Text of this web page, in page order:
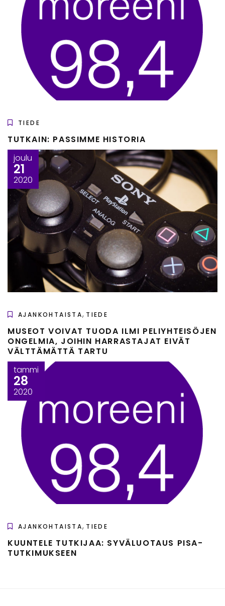
TIEDE
TUTKAIN: PASSIMME HISTORIA
joulu
21
2020
AJANKOHTAISTA, TIEDE
MUSEOT VOIVAT TUODA ILMI PELIYHTEISÖJEN
ONGELMIA, JOIHIN HARRASTAJAT EIVÄT
VÄLTTÄMÄTTÄ TARTU
tammi
28
2020
AJANKOHTAISTA, TIEDE
KUUNTELE TUTKIJAA: SYVÄLUOTAUS PISA-
TUTKIMUKSEEN